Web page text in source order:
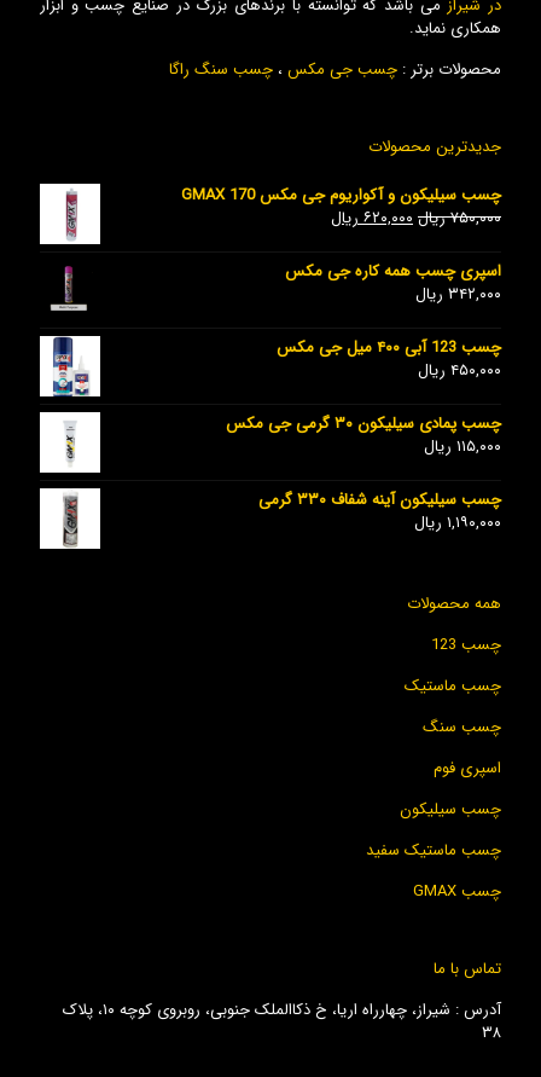
همکاری نماید.
محصولات برتر : چسب جی مکس، چسب سنگ راگا
جدیدترین محصولات
چسب سیلیکون و آکواریوم جی مکس GMAX 170
۷۵۰,۰۰۰ریال۶۲۰,۰۰۰ریال
اسپری چسب همه کاره جی مکس
۳۴۲,۰۰۰ ریال
چسب 123 آبی ۴۰۰ میل جی مکس
۴۵۰,۰۰۰ ریال
چسب پمادی سیلیکون ۳۰ گرمی جی مکس
۱۱۵,۰۰۰ ریال
چسب سیلیکون آینه شفاف ۳۳۰ گرمی
۱,۱۹۰,۰۰۰ ریال
همه محصولات
چسب 123
چسب ماستیک
چسب سنگ
اسپری فوم
چسب سیلیکون
چسب ماستیک سفید
چسب GMAX
تماس با ما
آدرس : شیراز، چهارراه اریا، خ ذکاالملک جنوبی، روبروی کوچه ۱۰، پلاک
۳۸